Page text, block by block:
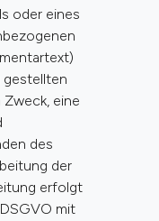
oder eines
gestellten
eine
des
der
erfolgt
mit